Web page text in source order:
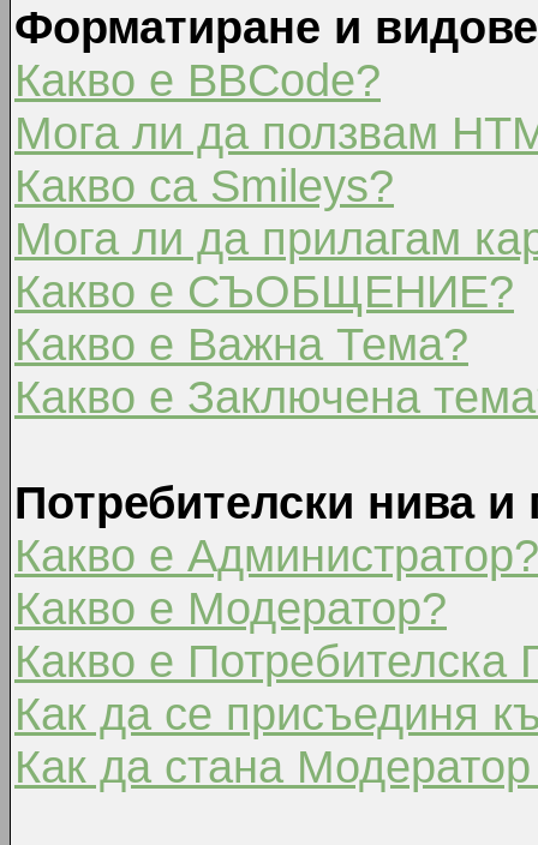
Форматиране и
Какво е BBCode?
Мога ли да ползвам
Какво са Smileys?
Мога ли да прилагам
Какво е СЪОБЩЕНИЕ?
Какво е Важна Тема?
Какво е Заключена
Потребителски нива и
Какво е Администратор?
Какво е Модератор?
Какво е Потребителска
Как да се присъединя
Как да стана